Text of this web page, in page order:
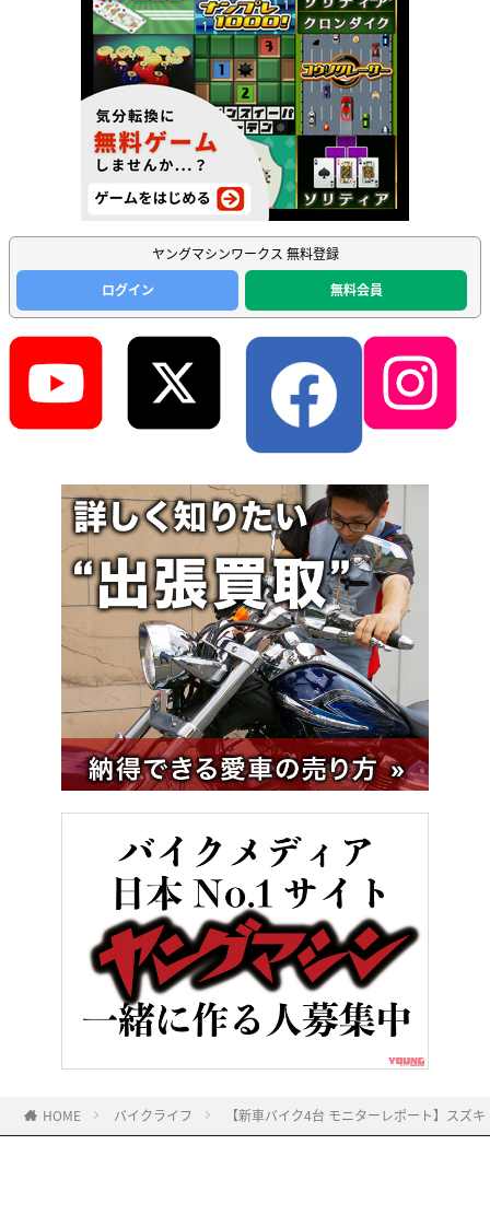
ヤングマシンワークス 無料登録
ログイン
無料会員
HOME バイクライフ 【新車バイク4台 モニターレポート】スズ